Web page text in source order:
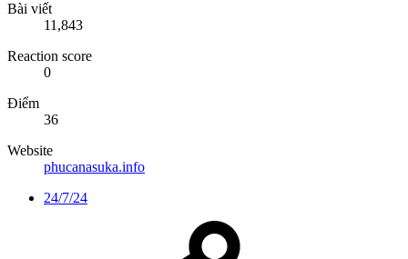
Bài viết
11,843
Reaction score
0
Điểm
36
Website
phucanasuka.info
24/7/24